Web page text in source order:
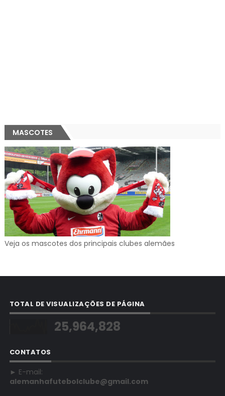
MASCOTES
Veja os mascotes dos principais clubes alemães
TOTAL DE VISUALIZAÇÕES DE PÁGINA
25,964,828
CONTATOS
► E-mail:
alemanhafutebolclube@gmail.com